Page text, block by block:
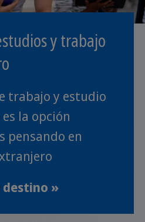
y trabajo
trabajo y estudio
la opción
pensando en
destino »